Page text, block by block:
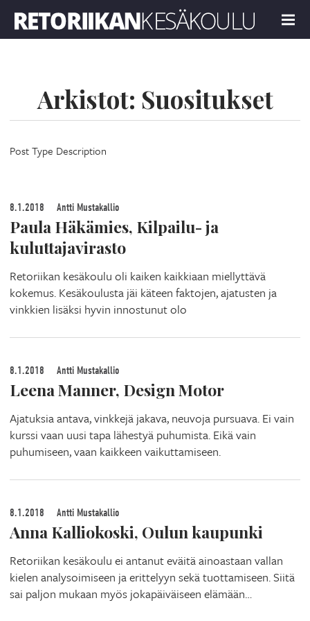
MENU
Arkistot: Suositukset
Post Type Description
8.1.2018 Antti Mustakallio
Paula Häkämies, Kilpailu- ja
kuluttajavirasto
Retoriikan kesäkoulu oli kaiken kaikkiaan miellyttävä
kokemus. Kesäkoulusta jäi käteen faktojen, ajatusten ja
vinkkien lisäksi hyvin innostunut olo
8.1.2018 Antti Mustakallio
Leena Manner, Design Motor
Ajatuksia antava, vinkkejä jakava, neuvoja pursuava. Ei vain
kurssi vaan uusi tapa lähestyä puhumista. Eikä vain
puhumiseen, vaan kaikkeen vaikuttamiseen.
8.1.2018 Antti Mustakallio
Anna Kalliokoski, Oulun kaupunki
Retoriikan kesäkoulu ei antanut eväitä ainoastaan vallan
kielen analysoimiseen ja erittelyyn sekä tuottamiseen. Siitä
sai paljon mukaan myös jokapäiväiseen elämään…